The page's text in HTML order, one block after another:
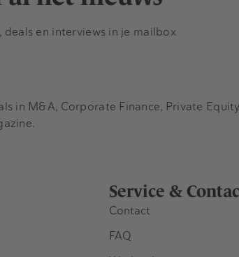
en interviews in je mailbox
Service &
Contact
FAQ
in M&A, Corporate Finance, Private